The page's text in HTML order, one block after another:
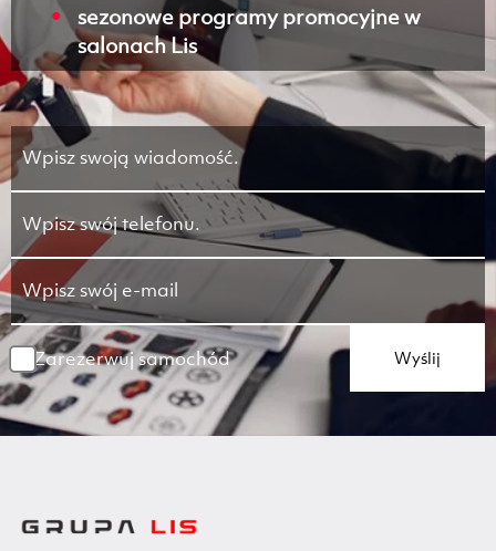
sezonowe programy promocyjne w
salonach Lis
Zarezerwuj samochód Wyślij